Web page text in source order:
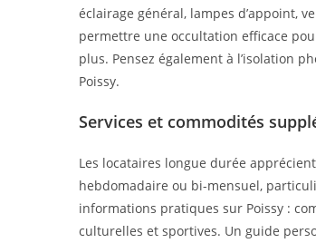
éclairage général, lampes d’appoint,
permettre une occultation efficace
plus. Pensez également à l’isolation
Poissy.
Services et commodités
Les locataires longue durée
hebdomadaire ou bi-mensuel,
informations pratiques sur Poissy :
culturelles et sportives. Un guide